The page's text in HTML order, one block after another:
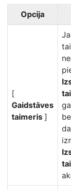
Opcija
[
Gaidstāves
taimeris ]